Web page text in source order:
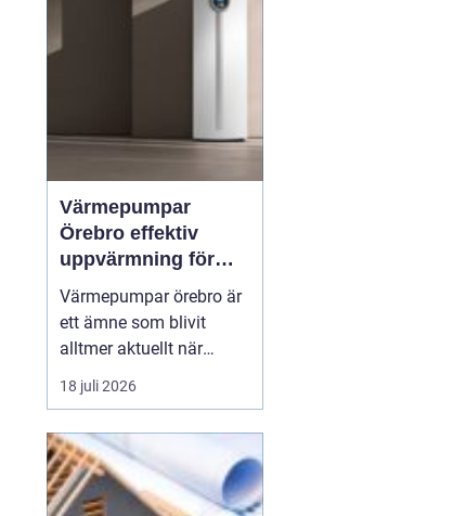
ofta både mer personligt,
Värmepumpar
Örebro effektiv
uppvärmning för
hus och fastigheter
Värmepumpar örebro är
ett ämne som blivit
alltmer aktuellt när
energipriser stiger och
fler vill sänka sina
samtidigt som
klimatpåverkan minskar.
Många villaägare och
18 juli 2026